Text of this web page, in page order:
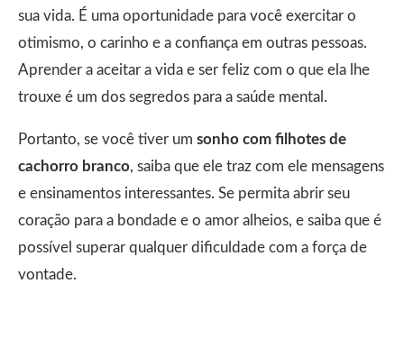
sua vida. É uma oportunidade para você exercitar o
otimismo, o carinho e a confiança em outras pessoas.
Aprender a aceitar a vida e ser feliz com o que ela lhe
trouxe é um dos segredos para a saúde mental.
Portanto, se você tiver um sonho com filhotes de
cachorro branco, saiba que ele traz com ele mensagens
e ensinamentos interessantes. Se permita abrir seu
coração para a bondade e o amor alheios, e saiba que é
possível superar qualquer dificuldade com a força de
vontade.